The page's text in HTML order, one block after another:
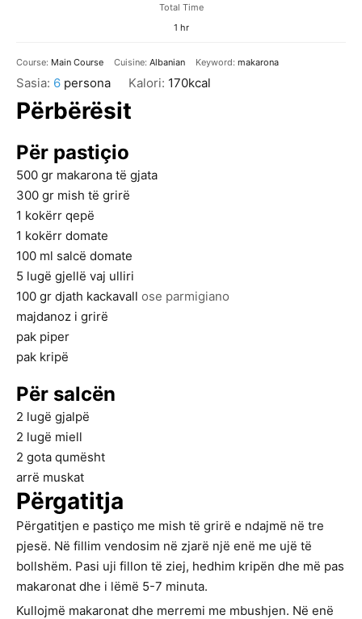
Total Time
1hour
hr
Course: Main Course Cuisine:Albanian Keyword:makarona
Sasia: 6 persona Kalori: 170kcal
Përbërësit
Për pastiçio
500 gr makarona të gjata
300 gr mish të grirë
1 kokërr qepë
1 kokërr domate
100 ml salcë domate
5 lugë gjellë vaj ulliri
100 gr djath kackavall ose parmigiano
majdanoz i grirë
pak piper
pak kripë
Për salcën
2 lugë gjalpë
2 lugë miell
2 gota qumësht
arrë muskat
Përgatitja
Përgatitjen e pastiço me mish të grirë e ndajmë në tre
pjesë. Në fillim vendosim në zjarë një enë me ujë të
bollshëm. Pasi uji fillon të ziej, hedhim kripën dhe më pas
makaronat dhe i lëmë 5-7 minuta.
Kullojmë makaronat dhe merremi me mbushjen. Në enë